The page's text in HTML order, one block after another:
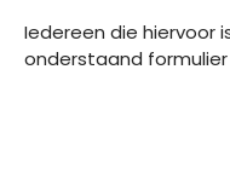
Iedereen die hiervoor
onderstaand